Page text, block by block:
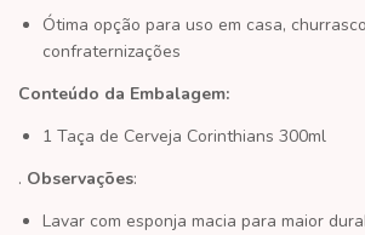
Ótima opção para uso em casa,
confraternizações
Conteúdo da Embalagem:
1 Taça de Cerveja Corinthians 300ml
. Observações:
Lavar com esponja macia para maior